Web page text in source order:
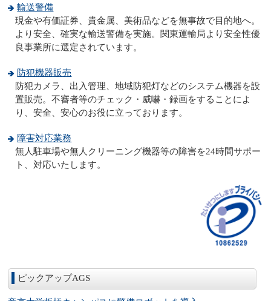
輸送警備
現金や有価証券、貴金属、美術品などを無事故で目的地へ。
より安全、確実な輸送警備を実施。関東運輸局より安全性優
良事業所に選定されています。
防犯機器販売
防犯カメラ、出入管理、地域防犯灯などのシステム機器を設
置販売。不審者等のチェック・威嚇・録画をすることによ
り、安全、安心のお役に立っております。
障害対応業務
無人駐車場や無人クリーニング機器等の障害を24時間サポー
ト、対応いたします。
ピックアップAGS